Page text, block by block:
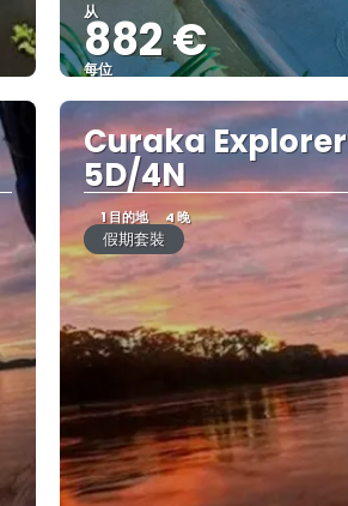
从
882 €
每位
查看
Curaka Explorer
5D/4N
1 目的地 4 晚
假期套裝